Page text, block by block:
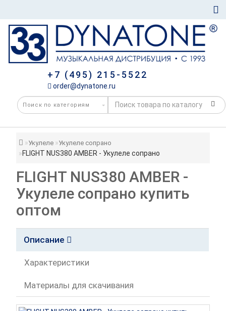
+7 (495) 215-5522
order@dynatone.ru
Укулеле Укулеле сопрано
FLIGHT NUS380 AMBER - Укулеле сопрано
FLIGHT NUS380 AMBER -
Укулеле сопрано купить
оптом
Описание
Характеристики
Материалы для скачивания